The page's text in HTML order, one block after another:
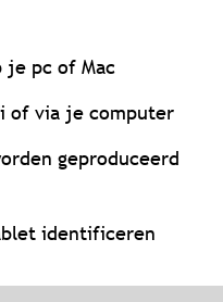
je pc of Mac
of via je computer
geproduceerd
identificeren